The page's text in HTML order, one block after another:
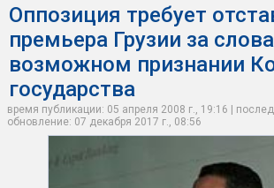
Оппозиция требует
премьера Грузии за
возможном признании
государства
время публикации: 05 апреля 2008 г., 19:16 |
обновление: 07 декабря 2017 г., 08:56